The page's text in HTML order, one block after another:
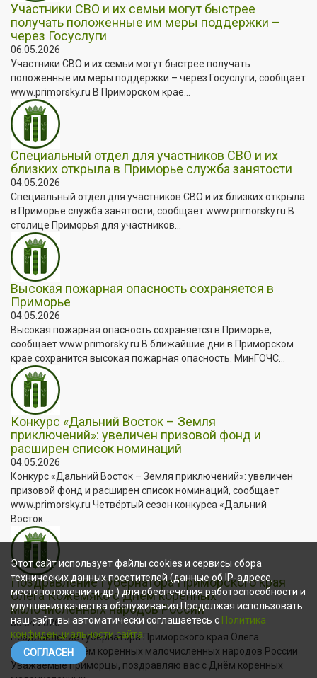
Участники СВО и их семьи могут быстрее
получать положенные им меры поддержки –
через Госуслуги
06.05.2026
Участники СВО и их семьи могут быстрее получать
положенные им меры поддержки – через Госуслуги, сообщает
www.primorsky.ru В Приморском крае...
Специальный отдел для участников СВО и их
близких открыла в Приморье служба занятости
04.05.2026
Специальный отдел для участников СВО и их близких открыла
в Приморье служба занятости, сообщает www.primorsky.ru В
столице Приморья для участников...
Высокая пожарная опасность сохраняется в
Приморье
04.05.2026
Высокая пожарная опасность сохраняется в Приморье,
сообщает www.primorsky.ru В ближайшие дни в Приморском
крае сохранится высокая пожарная опасность. МинГОЧС...
Конкурс «Дальний Восток – Земля
приключений»: увеличен призовой фонд и
расширен список номинаций
04.05.2026
Конкурс «Дальний Восток – Земля приключений»: увеличен
призовой фонд и расширен список номинаций, сообщает
www.primorsky.ru Четвёртый сезон конкурса «Дальний
Восток...
Поздравление Губернатора Приморского края
Олега Кожемяко с Днём коренных
малочисленных народов России
30.04.2026
Поздравление Губернатора Приморского края Олега
Кожемяко с Днём коренных малочисленных народов России
Уважаемые приморцы, поздравляю вас с Днём коренных
Этот сайт использует файлы cookies и сервисы сбора
технических данных посетителей (данные об IP-адресе,
местоположении и др.) для обеспечения работоспособности и
улучшения качества обслуживания.Продолжая использовать
наш сайт, вы автоматически соглашаетесь с Политика
конфиденциальности сайта.
СОГЛАСЕН